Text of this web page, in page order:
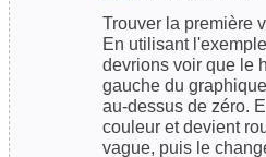
Trouver la première
En utilisant
devrions voir que le
gauche du
au-dessus de zéro.
couleur et devient
vague, puis le